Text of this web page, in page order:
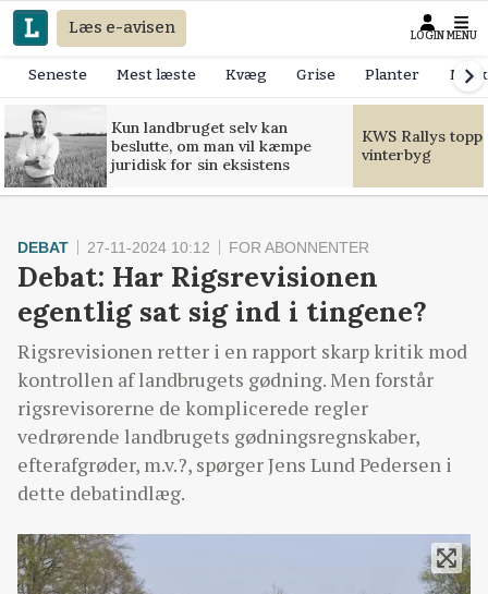
Læs e-avisen LOGIN MENU
Seneste Mest læste Kvæg Grise Planter
Kun landbruget selv kan
beslutte, om man vil kæmpe
juridisk for sin eksistens
KWS Rallys
vinterbyg
DEBAT 27-11-2024 10:12 FOR ABONNENTER
Debat: Har Rigsrevisionen
egentlig sat sig ind i tingene?
Rigsrevisionen retter i en rapport skarp kritik mod
kontrollen af landbrugets gødning. Men forstår
rigsrevisorerne de komplicerede regler
vedrørende landbrugets gødningsregnskaber,
efterafgrøder, m.v.?, spørger Jens Lund Pedersen i
dette debatindlæg.